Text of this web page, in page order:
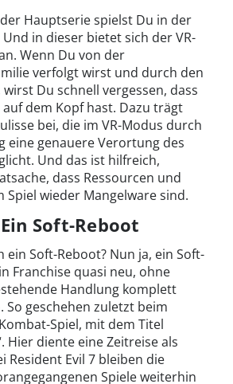
Hauptserie spielst Du in der
Und in dieser bietet sich der VR-
Wenn Du von der
verfolgt wirst und durch den
Du schnell vergessen, dass
auf dem Kopf hast. Dazu trägt
bei, die im VR-Modus durch
eine genauere Verortung des
Und das ist hilfreich,
dass Ressourcen und
Spiel wieder Mangelware sind.
Soft-Reboot
ein Soft-Reboot? Nun ja, ein Soft-
Franchise quasi neu, ohne
Handlung komplett
So geschehen zuletzt beim
Spiel, mit dem Titel
Hier diente eine Zeitreise als
Resident Evil 7 bleiben die
Spiele weiterhin